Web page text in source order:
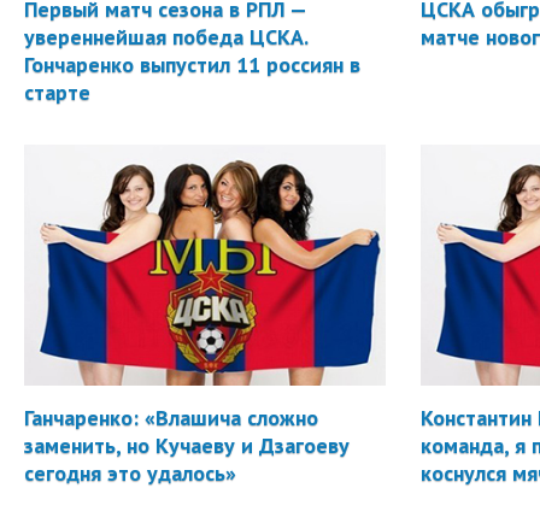
Первый матч сезона в РПЛ —
увереннейшая победа ЦСКА.
Гончаренко выпустил 11 россиян в
старте
ЦСКА
матче
Ганчаренко: «Влашича сложно
заменить, но Кучаеву и Дзагоеву
сегодня это удалось»
Константин
команда, я
коснулся